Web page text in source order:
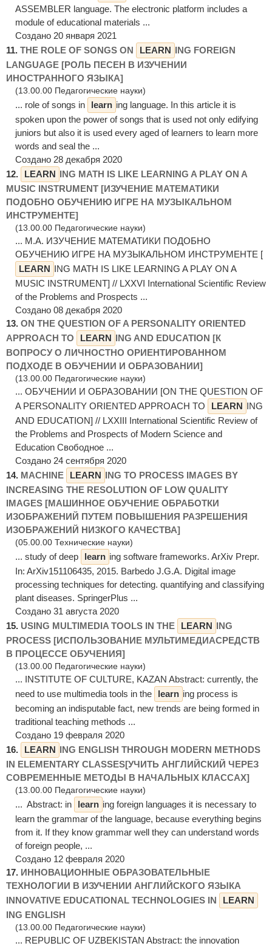
ASSEMBLER language. The electronic platform includes a
module of educational materials ...
Создано 20 января 2021
11. THE ROLE OF SONGS ON LEARN ING FOREIGN
LANGUAGE [РОЛЬ ПЕСЕН В ИЗУЧЕНИИ
ИНОСТРАННОГО ЯЗЫКА]
(13.00.00 Педагогические науки)
... role of songs in learn ing language. In this article it is
spoken upon the power of songs that is used not only edifying
juniors but also it is used every aged of learners to learn more
words and seal the ...
Создано 28 декабря 2020
12.
LEARN ING MATH IS LIKE LEARNING A PLAY ON A
MUSIC INSTRUMENT [ИЗУЧЕНИЕ МАТЕМАТИКИ
ПОДОБНО ОБУЧЕНИЮ ИГРЕ НА МУЗЫКАЛЬНОМ
ИНСТРУМЕНТЕ]
(13.00.00 Педагогические науки)
... М.А. ИЗУЧЕНИЕ МАТЕМАТИКИ ПОДОБНО
ОБУЧЕНИЮ ИГРЕ НА МУЗЫКАЛЬНОМ ИНСТРУМЕНТЕ [
LEARN ING MATH IS LIKE LEARNING A PLAY ON A
MUSIC INSTRUMENT] // LXXVI International Scientific Review
of the Problems and Prospects ...
Создано 08 декабря 2020
13. ON THE QUESTION OF A PERSONALITY ORIENTED
APPROACH TO
LEARN ING AND EDUCATION [К
ВОПРОСУ О ЛИЧНОСТНО ОРИЕНТИРОВАННОМ
ПОДХОДЕ В ОБУЧЕНИИ И ОБРАЗОВАНИИ]
(13.00.00 Педагогические науки)
... ОБУЧЕНИИ И ОБРАЗОВАНИИ [ON THE QUESTION OF
A PERSONALITY ORIENTED APPROACH TO
LEARN ING
AND EDUCATION] // LXXIII International Scientific Review of
the Problems and Prospects of Modern Science and
Education Свободное ...
Создано 24 сентября 2020
14. MACHINE LEARN ING TO PROCESS IMAGES BY
INCREASING THE RESOLUTION OF LOW QUALITY
IMAGES [МАШИННОЕ ОБУЧЕНИЕ ОБРАБОТКИ
ИЗОБРАЖЕНИЙ ПУТЕМ ПОВЫШЕНИЯ РАЗРЕШЕНИЯ
ИЗОБРАЖЕНИЙ НИЗКОГО КАЧЕСТВА]
(05.00.00 Технические науки)
... study of deep learn ing software frameworks. ArXiv Prepr.
In: ArXiv151106435, 2015. Barbedo J.G.A. Digital image
processing techniques for detecting. quantifying and classifying
plant diseases. SpringerPlus ...
Создано 31 августа 2020
15. USING MULTIMEDIA TOOLS IN THE LEARN ING
PROCESS [ИСПОЛЬЗОВАНИЕ МУЛЬТИМЕДИАСРЕДСТВ
В ПРОЦЕССЕ ОБУЧЕНИЯ]
(13.00.00 Педагогические науки)
... INSTITUTE OF CULTURE, KAZAN Abstract: сurrently, the
need to use multimedia tools in the
learn ing process is
becoming an indisputable fact, new trends are being formed in
traditional teaching methods ...
Создано 19 февраля 2020
16.
LEARN ING ENGLISH THROUGH MODERN METHODS
IN ELEMENTARY CLASSES[УЧИТЬ АНГЛИЙСКИЙ ЧЕРЕЗ
СОВРЕМЕННЫЕ МЕТОДЫ В НАЧАЛЬНЫХ КЛАССАХ]
(13.00.00 Педагогические науки)
... Abstract: in learn ing foreign languages it is necessary to
learn the grammar of the language, because everything begins
from it. If they know grammar well they can understand words
of foreign people, ...
Создано 12 февраля 2020
17. ИННОВАЦИОННЫЕ ОБРАЗОВАТЕЛЬНЫЕ
ТЕХНОЛОГИИ В ИЗУЧЕНИИ АНГЛИЙСКОГО ЯЗЫКА
INNOVATIVE EDUCATIONAL TECHNOLOGIES IN
LEARN
ING ENGLISH
(13.00.00 Педагогические науки)
... REPUBLIC OF UZBEKISTAN Abstract: the innovation